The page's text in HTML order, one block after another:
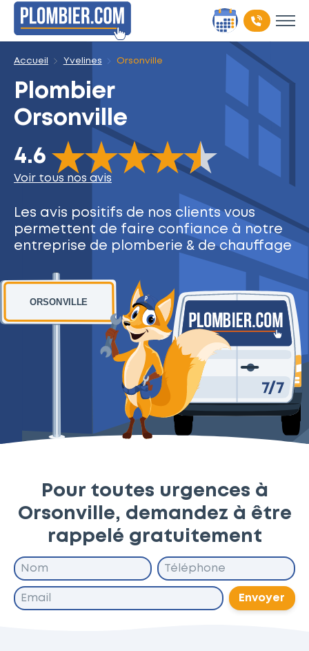
Accueil Yvelines Orsonville
Plombier
Orsonville
4.6
The rating of this product is 4.6out of 5
Voir tous nos avis
Les avis positifs de nos clientsvous
permettent de faire confiance à notre
entreprise de plomberie & de chauffage
ORSONVILLE
Pour toutes urgences à
Orsonville, demandez à être
rappelé gratuitement
Envoyer